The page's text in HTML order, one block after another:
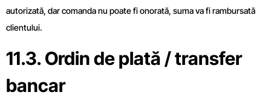
autorizată, dar comanda nu poate fi onorată, suma va fi rambursată
clientului.
11.3. Ordin de plată / transfer
bancar